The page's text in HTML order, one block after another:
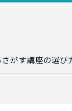
がす講座の選び